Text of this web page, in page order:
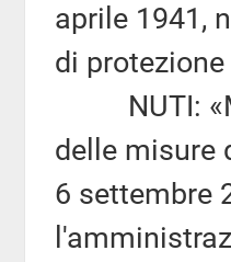
aprile 1941,
di
NUTI:
delle misure
6 settembre